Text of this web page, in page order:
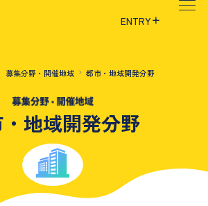
ENTRY
募集分野・開催地域 都市・地域開発分野
地域開発分野